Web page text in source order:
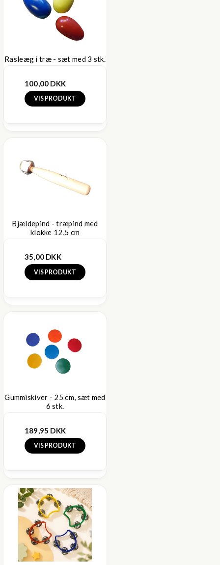
Rasleæg i træ - sæt med 3 stk.
100,00 DKK
VIS PRODUKT
Bjældepind - træpind med
klokke 12,5 cm
35,00 DKK
VIS PRODUKT
Gummiskiver - 25 cm, sæt med
6 stk.
189,95 DKK
VIS PRODUKT